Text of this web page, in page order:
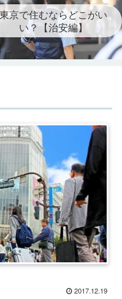
東京で住むならどこがい
い？【治安編】
2017.12.19